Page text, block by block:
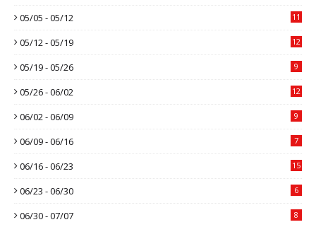
05/05 - 05/12 11
05/12 - 05/19 12
05/19 - 05/26 9
05/26 - 06/02 12
06/02 - 06/09 9
06/09 - 06/16 7
06/16 - 06/23 15
06/23 - 06/30 6
06/30 - 07/07 8